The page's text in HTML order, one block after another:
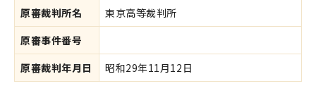
原審裁判所名
東京高等裁判所
原審事件番号
原審裁判年月日
昭和29年11月12日